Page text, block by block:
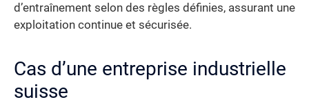
d’entraînement selon des règles définies, assurant une
exploitation continue et sécurisée.
Cas d’une entreprise industrielle
suisse